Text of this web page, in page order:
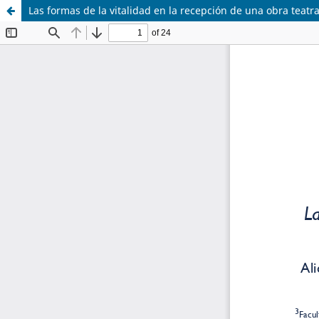
Las formas de la vitalidad en la recepción de una obra